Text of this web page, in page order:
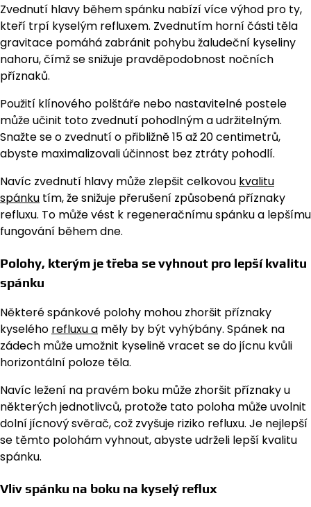
Zvednutí hlavy během spánku nabízí více výhod pro ty,
kteří trpí kyselým refluxem. Zvednutím horní části těla
gravitace pomáhá zabránit pohybu žaludeční kyseliny
nahoru, čímž se snižuje pravděpodobnost nočních
příznaků.
Použití klínového polštáře nebo nastavitelné postele
může učinit toto zvednutí pohodlným a udržitelným.
Snažte se o zvednutí o přibližně 15 až 20 centimetrů,
abyste maximalizovali účinnost bez ztráty pohodlí.
Navíc zvednutí hlavy může zlepšit celkovou kvalitu
spánku tím, že snižuje přerušení způsobená příznaky
refluxu. To může vést k regeneračnímu spánku a lepšímu
fungování během dne.
Polohy, kterým je třeba se vyhnout pro lepší kvalitu
spánku
Některé spánkové polohy mohou zhoršit příznaky
kyselého refluxu a měly by být vyhýbány. Spánek na
zádech může umožnit kyselině vracet se do jícnu kvůli
horizontální poloze těla.
Navíc ležení na pravém boku může zhoršit příznaky u
některých jednotlivců, protože tato poloha může uvolnit
dolní jícnový svěrač, což zvyšuje riziko refluxu. Je nejlepší
se těmto polohám vyhnout, abyste udrželi lepší kvalitu
spánku.
Vliv spánku na boku na kyselý reflux